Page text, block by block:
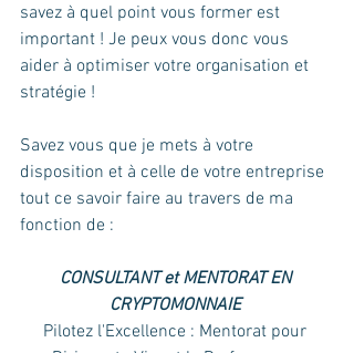
savez à quel point vous former est
important ! Je peux vous donc vous
aider à optimiser votre organisation et
stratégie !
Savez vous que je mets à votre
disposition et à celle de votre entreprise
tout ce savoir faire au travers de ma
fonction de :
CONSULTANT et MENTORAT EN
CRYPTOMONNAIE
Pilotez l'Excellence : Mentorat pour